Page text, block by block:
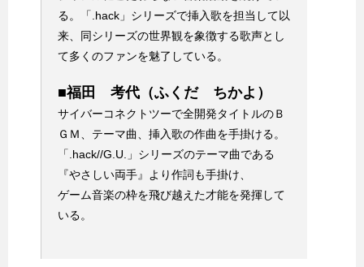
る。「.hack」シリーズで挿入歌を担当して以
来、同シリーズの世界観を象徴する歌声とし
て多くのファンを魅了している。
■福田 考代（ふくだ ちかよ）
サイバーコネクトツーで全開発タイトルのＢ
ＧＭ、テーマ曲、挿入歌の作曲を手掛ける。
「.hack//G.U.」シリーズのテーマ曲である
『やさしい両手』より作詞も手掛け、
ゲーム音楽の枠を飛び越えた才能を発揮して
いる。